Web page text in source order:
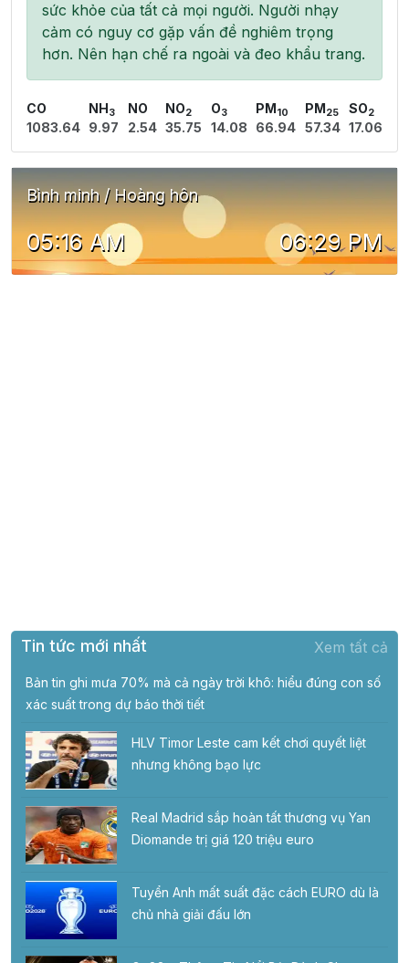
sức khỏe của tất cả mọi người. Người nhạy
cảm có nguy cơ gặp vấn đề nghiêm trọng
hơn. Nên hạn chế ra ngoài và đeo khẩu trang.
CO
1083.64
NH 3
9.97
NO
2.54
NO2
35.75
O3
14.08
PM 10
66.94
PM 25
57.34
SO2
17.06
Bình minh / Hoàng hôn
05:16 AM 06:29 PM
Tin tức mới nhất Xem tất cả
Bản tin ghi mưa 70% mà cả ngày trời khô: hiểu đúng con số
xác suất trong dự báo thời tiết
HLV Timor Leste cam kết chơi quyết liệt
nhưng không bạo lực
Real Madrid sắp hoàn tất thương vụ Yan
Diomande trị giá 120 triệu euro
Tuyển Anh mất suất đặc cách EURO dù là
chủ nhà giải đấu lớn